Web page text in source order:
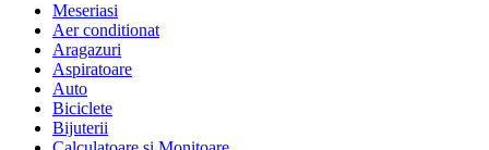
Meseriasi
Aer conditionat
Aragazuri
Aspiratoare
Auto
Biciclete
Bijuterii